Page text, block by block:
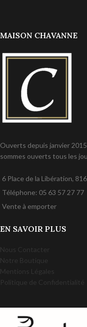
MAISON CHAVANNE
Ouverts depuis janvier
sommes ouverts tous les
6 Place de la Libération,
Téléphone: 05 63 57 27 77
Vente à emporter
EN SAVOIR PLUS
Nous Contacter
Notre Boutique
Mentions Légales
Politique de Confidentialité